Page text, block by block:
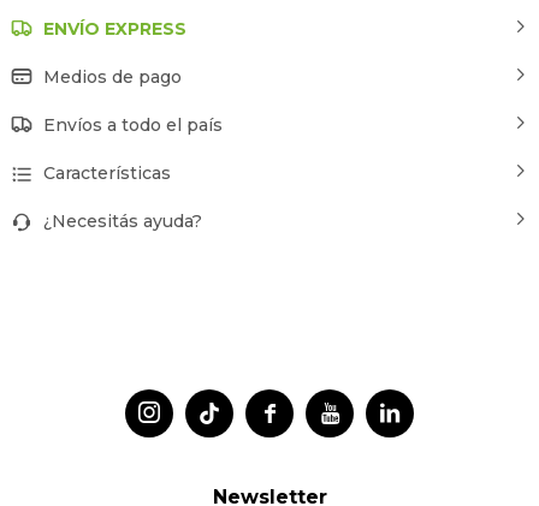
ENVÍO EXPRESS
Medios de pago
Envíos a todo el país
Características
¿Necesitás ayuda?
 
 
Newsletter